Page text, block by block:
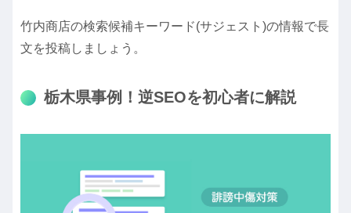
竹内商店の検索候補キーワード(サジェスト)の情報で長
文を投稿しましょう。
栃木県事例！逆SEOを初心者に解説